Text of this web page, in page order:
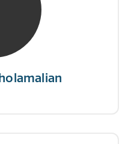
de wind niet kunt
de stand van je